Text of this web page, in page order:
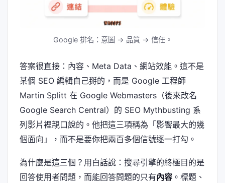
Google 排名：意圖 → 品質 → 信任。
答案很直接：內容、Meta Data、網站效能。這不是
某個 SEO 編輯自己掰的，而是 Google 工程師
Martin Splitt 在 Google Webmasters（後來改名
Google Search Central）的 SEO Mythbusting 系
列影片裡親口說的。他把這三項稱為「影響最大的幾
個面向」，而不是要你把兩百多個信號逐一打勾。
為什麼是這三個？用白話說：搜尋引擎的終極目的是
回答使用者問題，而能回答問題的只有內容 。標題、